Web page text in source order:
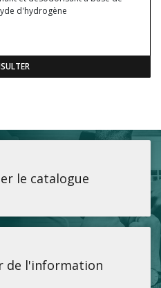
d'hydrogène
le catalogue
de l'information